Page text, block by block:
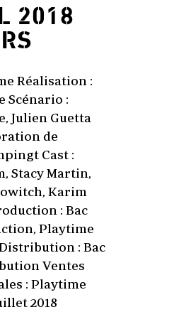
2018
Réalisation :
Scénario :
Julien Guetta
de
Cast :
Stacy Martin,
Karim
: Bac
Playtime
: Bac
Ventes
: Playtime
2018